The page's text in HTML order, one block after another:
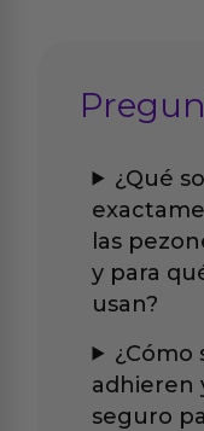
¿Qué
las
y para
usan?
¿Cómo
adhieren
seguro